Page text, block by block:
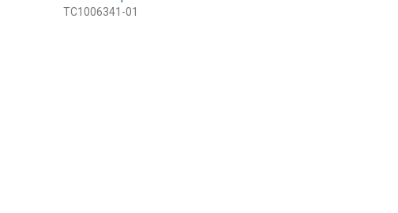
TC1006341-01